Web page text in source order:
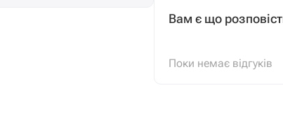
Вам є що
Поки немає відгуків